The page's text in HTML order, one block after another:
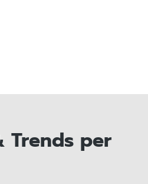
Trends per